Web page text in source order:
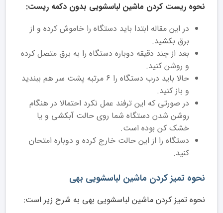
نحوه ریست کردن ماشین لباسشویی بدون دکمه ریست:
در این مقاله ابتدا باید دستگاه را خاموش کرده و از
برق بکشید.
بعد از چند دقیقه دوباره دستگاه را به برق متصل کرده
و روشن کنید.
حالا باید درب دستگاه را 6 مرتبه پشت سر هم ببندید
و باز کنید.
در صورتی که این ترفند عمل نکرد احتمالا در هنگام
روشن شدن دستگاه شما روی حالت آبکشی و یا
خشک کن بوده است.
دستگاه را از این حالت خارج کرده و دوباره امتحان
کنید.
نحوه تمیز کردن ماشین لباسشویی بهی
نحوه تمیز کردن ماشین لباسشویی بهی به شرح زیر است: